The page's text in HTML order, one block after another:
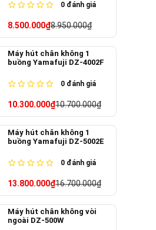
0 đánh giá
8.500.000₫8.950.000₫
Máy hút chân không 1
buồng Yamafuji DZ-4002F
0 đánh giá
10.300.000₫10.700.000₫
Máy hút chân không 1
buồng Yamafuji DZ-5002E
0 đánh giá
13.800.000₫16.700.000₫
Máy hút chân không vòi
ngoài DZ-500W